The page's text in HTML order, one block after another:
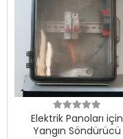
Elektrik Panoları için
Yangın Söndürücü